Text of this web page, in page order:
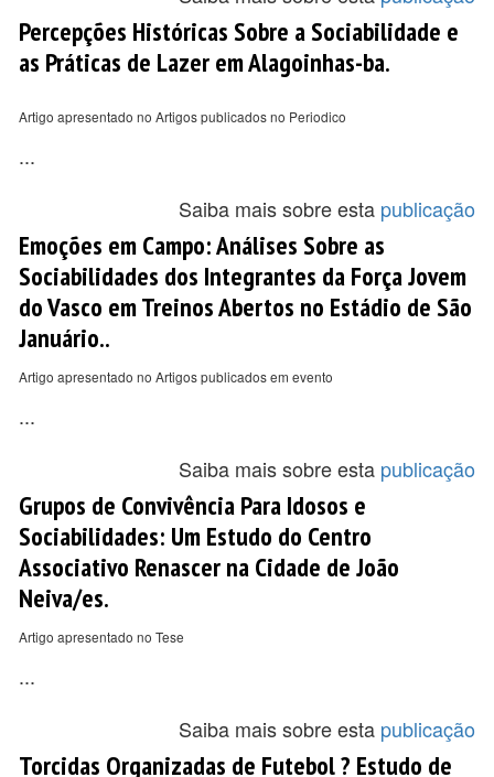
Percepções Históricas Sobre a Sociabilidade e
as Práticas de Lazer em Alagoinhas-ba.
Artigo apresentado no Artigos publicados no Periodico
...
Saiba mais sobre esta publicação
Emoções em Campo: Análises Sobre as
Sociabilidades dos Integrantes da Força Jovem
do Vasco em Treinos Abertos no Estádio de São
Januário..
Artigo apresentado no Artigos publicados em evento
...
Saiba mais sobre esta publicação
Grupos de Convivência Para Idosos e
Sociabilidades: Um Estudo do Centro
Associativo Renascer na Cidade de João
Neiva/es.
Artigo apresentado no Tese
...
Saiba mais sobre esta publicação
Torcidas Organizadas de Futebol ? Estudo de